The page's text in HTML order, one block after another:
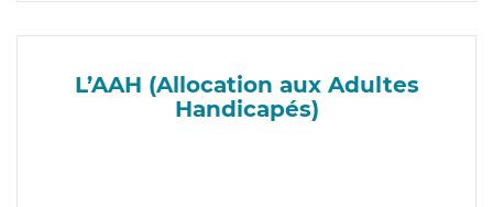
L’AAH (Allocation aux Adultes
Handicapés)